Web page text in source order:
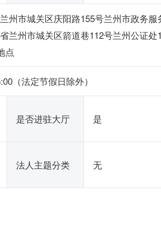
州市城关区庆阳路155号兰州市政务
兰州市城关区箭道巷112号兰州公证
点
（法定节假日除外）
是否进驻大厅 是
法人主题分类 无